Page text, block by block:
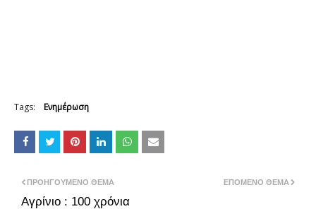
Tags: Ενημέρωση
ΕΠΌΜΕΝΟ ΘΈΜΑ
ΠΡΟΗΓΟΎΜΕΝΟ ΘΈΜΑ
Αγρίνιο : 100 χρόνια